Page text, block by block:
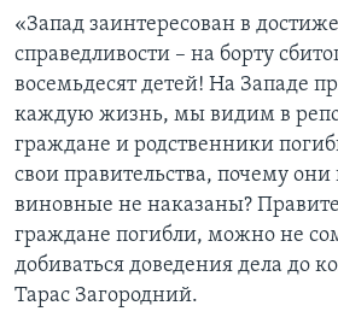
«Запад заинтересован в
справедливости – на борту
восемьдесят детей! На Западе
каждую жизнь, мы видим в
граждане и родственники
свои правительства, почему
виновные не наказаны?
граждане погибли, можно не
добиваться доведения дела до
Тарас Загородний.